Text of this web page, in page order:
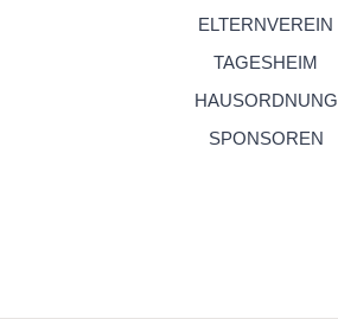
ELTERNVEREIN
TAGESHEIM
HAUSORDNUNG
SPONSOREN